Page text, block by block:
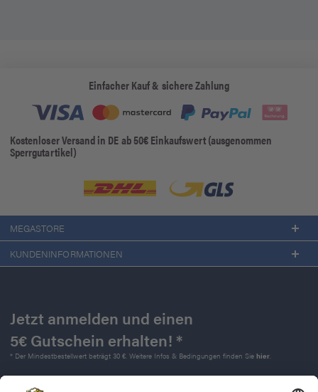
Einfacher Kauf & sichere Zahlung
Kostenloser Versand in DE ab 50€ Einkaufswert (ausgenommen
Sperrgutartikel)
MEGASTORE
KUNDENINFORMATIONEN
Jetzt anmelden und einen
5€ Gutschein erhalten! *
* Der Mindestbestellwert beträgt 30 €. Weitere Infos & Bedingungen finden Sie hier.